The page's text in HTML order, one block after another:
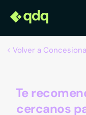
Volver a
Te
cercanos